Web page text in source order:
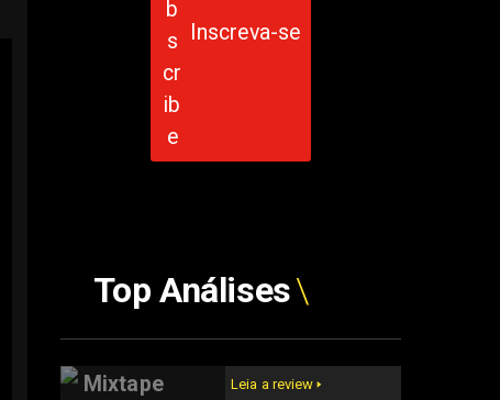
Inscreva-se
Top Análises
Mixtape Leia a review 🢒